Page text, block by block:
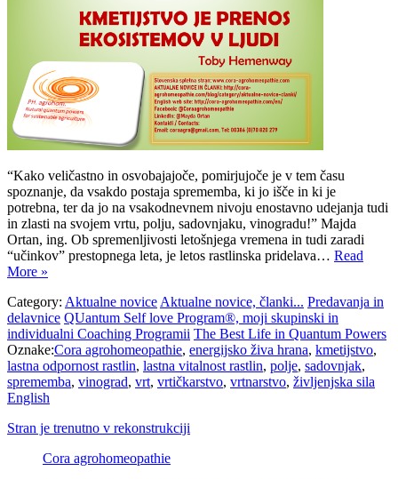
“Kako veličastno in osvobajajoče, pomirjujoče je v tem času
spoznanje, da vsakdo postaja sprememba, ki jo išče in ki je
potrebna, ter da jo na vsakodnevnem nivoju enostavno udejanja tudi
in zlasti na svojem vrtu, polju, sadovnjaku, vinogradu!” Majda
Ortan, ing. Ob spremenljivosti letošnjega vremena in tudi zaradi
“učinkov” prestopnega leta, je letos rastlinska pridelava… Read
More »
Category: Aktualne novice Aktualne novice, članki... Predavanja in
delavnice QUantum Self love Program®, moji skupinski in
individualni Coaching Programii The Best Life in Quantum Powers
Oznake:Cora agrohomeopathie, energijsko živa hrana, kmetijstvo,
lastna odpornost rastlin, lastna vitalnost rastlin, polje, sadovnjak,
sprememba, vinograd, vrt, vrtičkarstvo, vrtnarstvo, življenjska sila
English
Stran je trenutno v rekonstrukciji
Cora agrohomeopathie